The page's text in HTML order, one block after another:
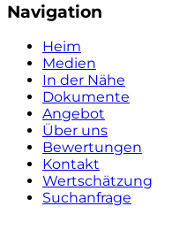
Navigation
Heim
Medien
In der Nähe
Dokumente
Angebot
Über uns
Bewertungen
Kontakt
Wertschätzung
Suchanfrage